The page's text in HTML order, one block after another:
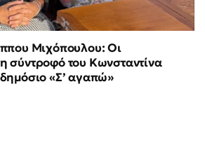
Μιχόπουλου: Οι
σύντροφό του Κωνσταντίνα
«Σ’ αγαπώ»